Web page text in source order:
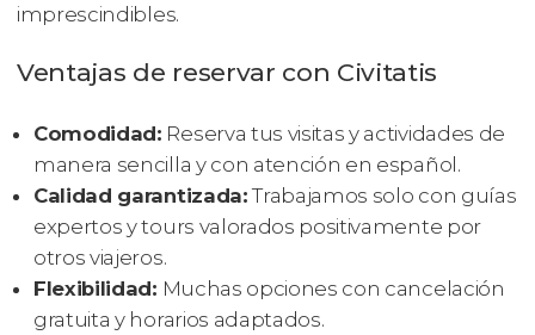
imprescindibles.
Ventajas de reservar con Civitatis
Comodidad: Reserva tus visitas y actividades de
manera sencilla y con atención en español.
Calidad garantizada:Trabajamos solo con guías
expertos y tours valorados positivamente por
otros viajeros.
Flexibilidad: Muchas opciones con cancelación
gratuita y horarios adaptados.